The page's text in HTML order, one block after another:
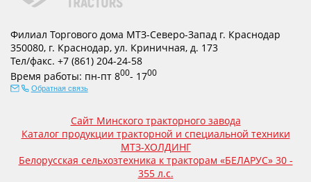
Филиал Торгового дома МТЗ-Северо-Запад г. Краснодар
350080, г. Краснодар, ул. Криничная, д. 173
Тел/факс. +7 (861) 204-24-58
Время работы: пн-пт 800- 1700
Обратная связь
Сайт Минского тракторного завода
Каталог продукции тракторной и специальной техники
МТЗ-ХОЛДИНГ
Белорусская сельхозтехника к тракторам «БЕЛАРУС» 30 -
355 л.с.